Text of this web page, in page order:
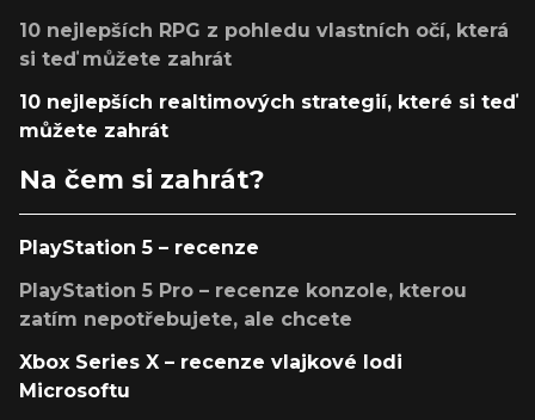
10 nejlepších RPG z pohledu vlastních očí, která
si teď můžete zahrát
10 nejlepších realtimových strategií, které si teď
můžete zahrát
Na čem si zahrát?
PlayStation 5 – recenze
PlayStation 5 Pro – recenze konzole, kterou
zatím nepotřebujete, ale chcete
Xbox Series X – recenze vlajkové lodi
Microsoftu